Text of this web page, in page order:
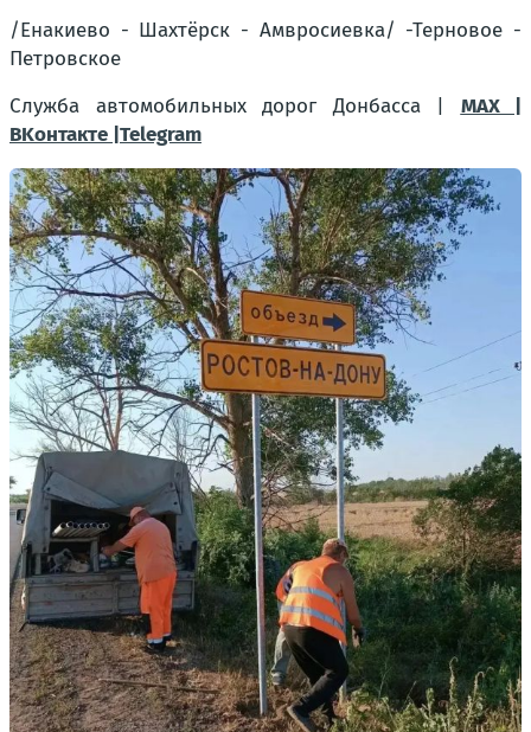
/Енакиево - Шахтёрск - Амвросиевка/ -Терновое -
Петровское
Служба автомобильных дорог Донбасса | MAX |
BKонтакте |Telegram